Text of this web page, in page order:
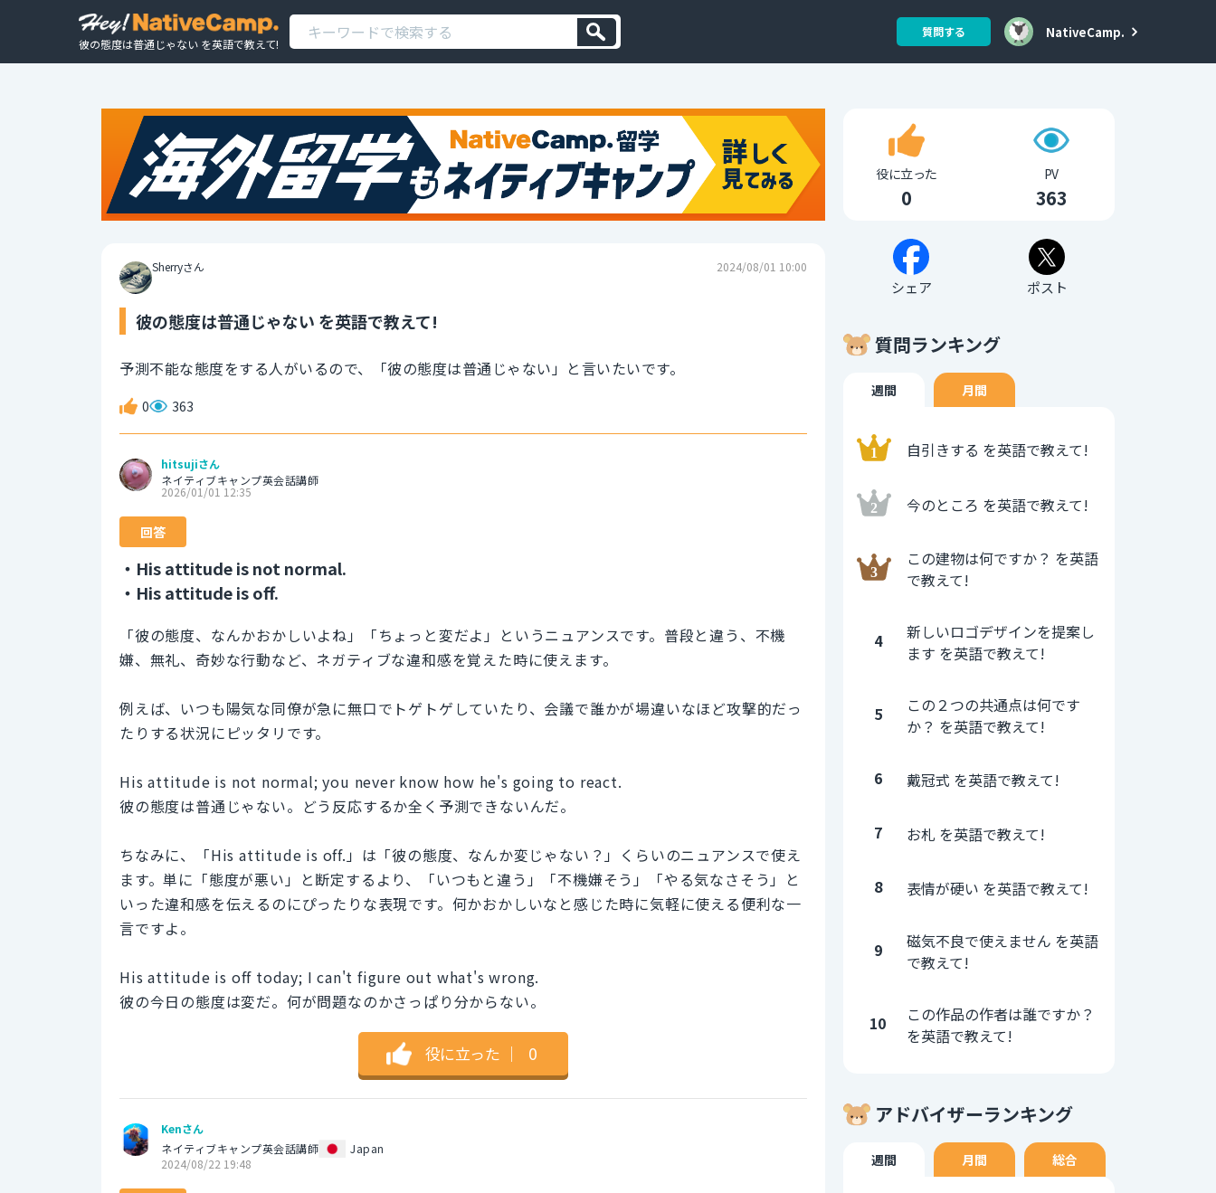
彼の態度は普通じゃない を英語で教えて!
質問する NativeCamp.
Sherryさん 2024/08/01 10:00
彼の態度は普通じゃない を英語で教えて!
予測不能な態度をする人がいるので、「彼の態度は普通じゃない」と言いたいです。
0 363
hitsujiさん
ネイティブキャンプ英会話講師
2026/01/01 12:35
回答
・His attitude is not normal.
・His attitude is off.
「彼の態度、なんかおかしいよね」「ちょっと変だよ」というニュアンスです。普段と違う、不機
嫌、無礼、奇妙な行動など、ネガティブな違和感を覚えた時に使えます。
例えば、いつも陽気な同僚が急に無口でトゲトゲしていたり、会議で誰かが場違いなほど攻撃的だっ
たりする状況にピッタリです。
His attitude is not normal; you never know how he's going to react.
彼の態度は普通じゃない。どう反応するか全く予測できないんだ。
ちなみに、「His attitude is off.」は「彼の態度、なんか変じゃない？」くらいのニュアンスで使え
ます。単に「態度が悪い」と断定するより、「いつもと違う」「不機嫌そう」「やる気なさそう」と
いった違和感を伝えるのにぴったりな表現です。何かおかしいなと感じた時に気軽に使える便利な一
言ですよ。
His attitude is off today; I can't figure out what's wrong.
彼の今日の態度は変だ。何が問題なのかさっぱり分からない。
役に立った ｜ 0
Kenさん
ネイティブキャンプ英会話講師
Japan
2024/08/22 19:48
役に立った
0
PV
363
シェア ポスト
質問ランキング
週間 月間
自引きする を英語で教えて!
今のところ を英語で教えて!
この建物は何ですか？ を英語
で教えて!
4
新しいロゴデザインを提案し
ます を英語で教えて!
5
この２つの共通点は何です
か？ を英語で教えて!
6 戴冠式 を英語で教えて!
7 お札 を英語で教えて!
8 表情が硬い を英語で教えて!
9
磁気不良で使えません を英語
で教えて!
10
この作品の作者は誰ですか？
を英語で教えて!
アドバイザーランキング
週間 月間 総合